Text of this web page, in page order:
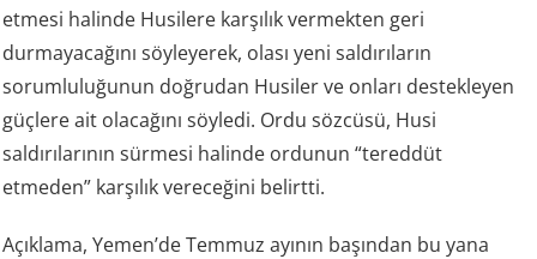
etmesi halinde Husilere karşılık vermekten geri
durmayacağını söyleyerek, olası yeni saldırıların
sorumluluğunun doğrudan Husiler ve onları destekleyen
güçlere ait olacağını söyledi. Ordu sözcüsü, Husi
saldırılarının sürmesi halinde ordunun “tereddüt
etmeden” karşılık vereceğini belirtti.
Açıklama, Yemen’de Temmuz ayının başından bu yana